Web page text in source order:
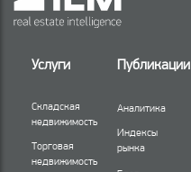
Услуги
Складская
недвижимость
Торговая
недвижимость
Публикации
Аналитика
Индексы
рынка